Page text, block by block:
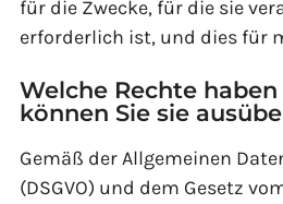
für die Zwecke, für die sie
erforderlich ist, und dies für
Welche Rechte
können Sie sie
Gemäß der Allgemeinen
(DSGVO) und dem Gesetz